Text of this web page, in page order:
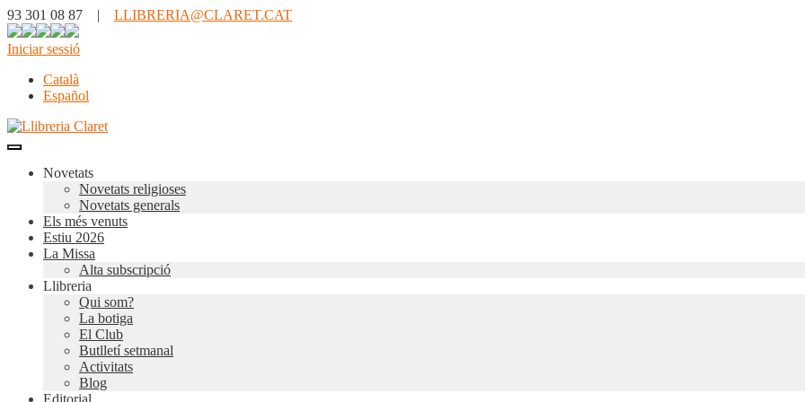
93 301 08 87 | LLIBRERIA@CLARET.CAT
Iniciar sessió
Català
Español
Novetats
Novetats religioses
Novetats generals
Els més venuts
Estiu 2026
La Missa
Alta subscripció
Llibreria
Qui som?
La botiga
El Club
Butlletí setmanal
Activitats
Blog
Editorial